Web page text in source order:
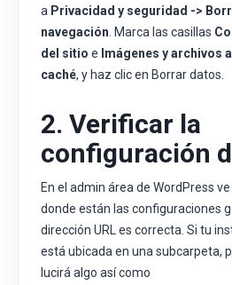
a Privacidad y seguridad ->
navegación . Marca las casillas
del sitio e Imágenes y archivos
caché, y haz clic en Borrar datos.
2. Verificar la
configuración
En el admin área de WordPress
donde están las configuraciones
dirección URL es correcta. Si tu
está ubicada en una subcarpeta,
lucirá algo así como